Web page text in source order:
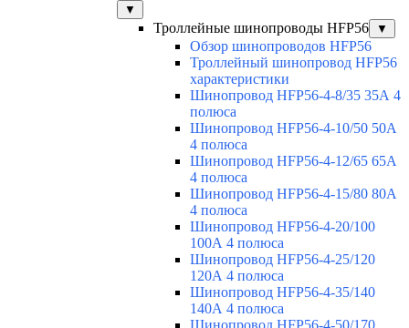
▼
Троллейные шинопроводы HFP56 ▼
Обзор шинопроводов HFP56
Троллейный шинопровод HFP56
характеристики
Шинопровод HFP56-4-8/35 35А 4
полюса
Шинопровод HFP56-4-10/50 50А
4 полюса
Шинопровод HFP56-4-12/65 65А
4 полюса
Шинопровод HFP56-4-15/80 80А
4 полюса
Шинопровод HFP56-4-20/100
100А 4 полюса
Шинопровод HFP56-4-25/120
120А 4 полюса
Шинопровод HFP56-4-35/140
140А 4 полюса
Шинопровод HFP56-4-50/170